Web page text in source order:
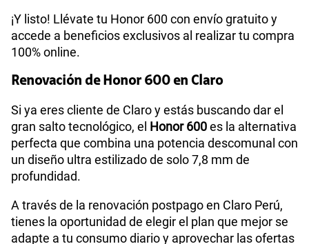
¡Y listo! Llévate tu Honor 600 con envío gratuito y
accede a beneficios exclusivos al realizar tu compra
100% online.
Renovación de Honor 600 en Claro
Si ya eres cliente de Claro y estás buscando dar el
gran salto tecnológico, el Honor 600es la alternativa
perfecta que combina una potencia descomunal con
un diseño ultra estilizado de solo 7,8 mm de
profundidad.
A través de la renovación postpago en Claro Perú,
tienes la oportunidad de elegir el plan que mejor se
adapte a tu consumo diario y aprovechar las ofertas